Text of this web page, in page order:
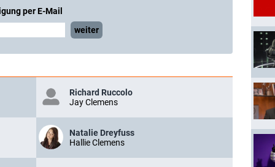
per E-Mail
weiter
Richard Ruccolo
Jay Clemens
Natalie Dreyfuss
Hallie Clemens